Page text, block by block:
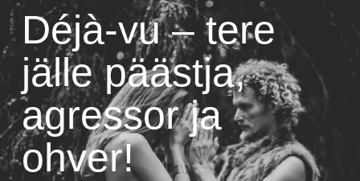
Déjà-vu – tere
jälle päästja,
agressor ja
ohver!